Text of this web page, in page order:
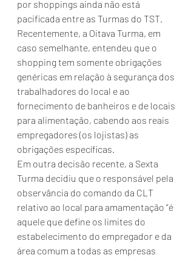
por shoppings ainda não está
pacificada entre as Turmas do TST.
Recentemente, a Oitava Turma, em
caso semelhante, entendeu que o
shopping tem somente obrigações
genéricas em relação à segurança dos
trabalhadores do local e ao
fornecimento de banheiros e de locais
para alimentação, cabendo aos reais
empregadores (os lojistas) as
obrigações específicas.
Em outra decisão recente, a Sexta
Turma decidiu que o responsável pela
observância do comando da CLT
relativo ao local para amamentação “é
aquele que define os limites do
estabelecimento do empregador e da
área comum a todas as empresas